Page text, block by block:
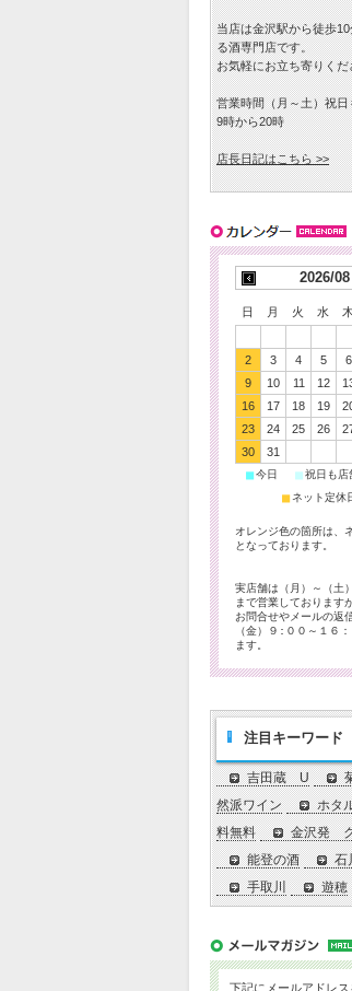
当店は金沢駅から徒歩
る酒専門店です。
お気軽にお立ち寄りくだ
営業時間（月～土）祝日
9時から20時
店長日記はこちら >>
2026/08
日 月 火 水 木
2
3 4 5 6
9
10 11 12
16
17 18 19
23
24 25 26
30
31
■今日 ■祝日も店
■ ネット定休
オレンジ色の箇所は、
となっております。
実店舗は（月）～（土
まで営業しております
お問合せやメールの返
（金）９:００～１６
ます。
注目キーワード
吉田蔵 U
然派ワイン
ホタ
料無料
金沢発
能登の酒
石
手取川
遊穂
下記にメールアドレ